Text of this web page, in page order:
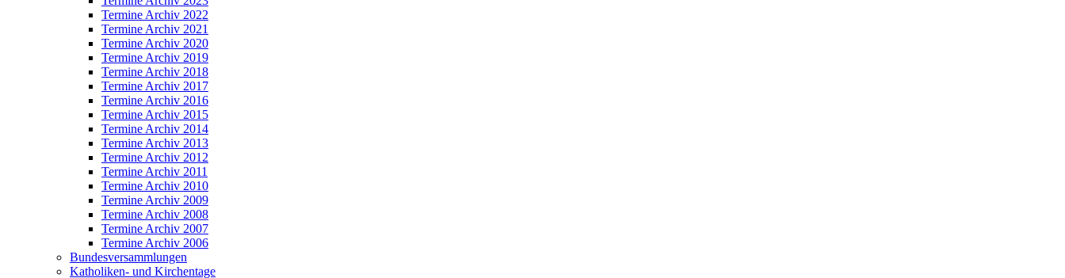
Termine Archiv 2022
Termine Archiv 2021
Termine Archiv 2020
Termine Archiv 2019
Termine Archiv 2018
Termine Archiv 2017
Termine Archiv 2016
Termine Archiv 2015
Termine Archiv 2014
Termine Archiv 2013
Termine Archiv 2012
Termine Archiv 2011
Termine Archiv 2010
Termine Archiv 2009
Termine Archiv 2008
Termine Archiv 2007
Termine Archiv 2006
Bundesversammlungen
Katholiken- und Kirchentage